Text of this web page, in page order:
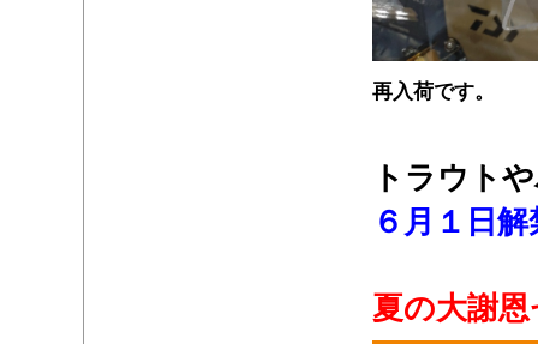
再入荷です。
トラウト
６月１日
夏の大謝